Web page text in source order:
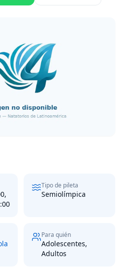
Tipo de pileta
Semiolímpica
Para quién
Adolescentes,
Adultos